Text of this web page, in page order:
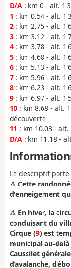
D/A : km 0 - alt. 1
1 : km 0.54 - alt. 1
2 : km 2.75 - alt. 1
3 : km 3.12 - alt. 1
4 : km 3.78 - alt. 1
5 : km 4.68 - alt. 1
6 : km 5.13 - alt. 1
7 : km 5.96 - alt. 1
8 : km 6.23 - alt. 1
9 : km 6.97 - alt. 1
10 : km 8.68 - alt.
découverte
11 : km 10.03 - alt.
D/A : km 11.18 -
Le descriptif
⚠️ Cette
d'enneigement
⚠️ En hiver, la
conduisant du
Cirque (9) est
municipal au-
Caussilet
d’avalanche,